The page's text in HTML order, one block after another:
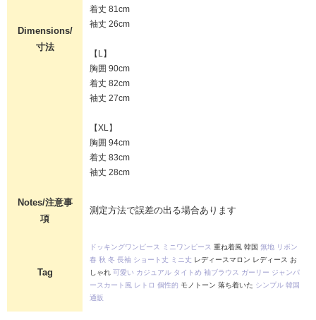
Dimensions/
寸法
着丈 81cm
袖丈 26cm
【L】
胸囲 90cm
着丈 82cm
袖丈 27cm
【XL】
胸囲 94cm
着丈 83cm
袖丈 28cm
Notes/注意事
項
測定方法で誤差の出る場合あります
Tag
ドッキングワンピース ミニワンピース 重ね着風 韓国 無地 リボン
春 秋 冬 長袖 ショート丈 ミニ丈 レディースマロン レディース お
しゃれ 可愛い カジュアル タイトめ 袖ブラウス ガーリー ジャンパ
ースカート風
レトロ 個性的 モノトーン 落ち着いた シンプル 韓国
通販